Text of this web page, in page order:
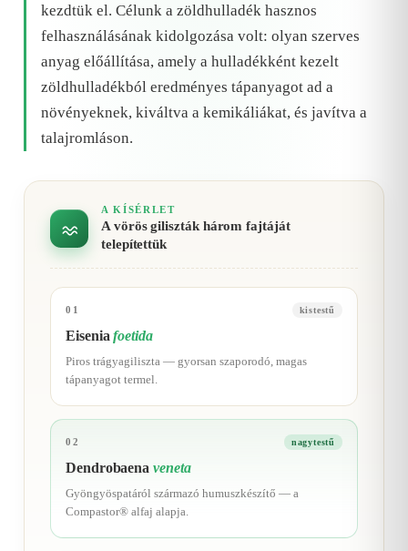
kezdtük el. Célunk a zöldhulladék hasznos
felhasználásának kidolgozása volt: olyan szerves
anyag előállítása, amely a hulladékként kezelt
zöldhulladékból eredményes tápanyagot ad a
növényeknek, kiváltva a kemikáliákat, és javítva a
talajromláson.
A KÍSÉRLET
A vörös giliszták három fajtáját
telepítettük
01 kistestű
Eiseniafoetida
Piros trágyagiliszta — gyorsan szaporodó, magas
tápanyagot termel.
02 nagytestű
Dendrobaenaveneta
Gyöngyöspatáról származó humuszkészítő — a
Compastor® alfaj alapja.